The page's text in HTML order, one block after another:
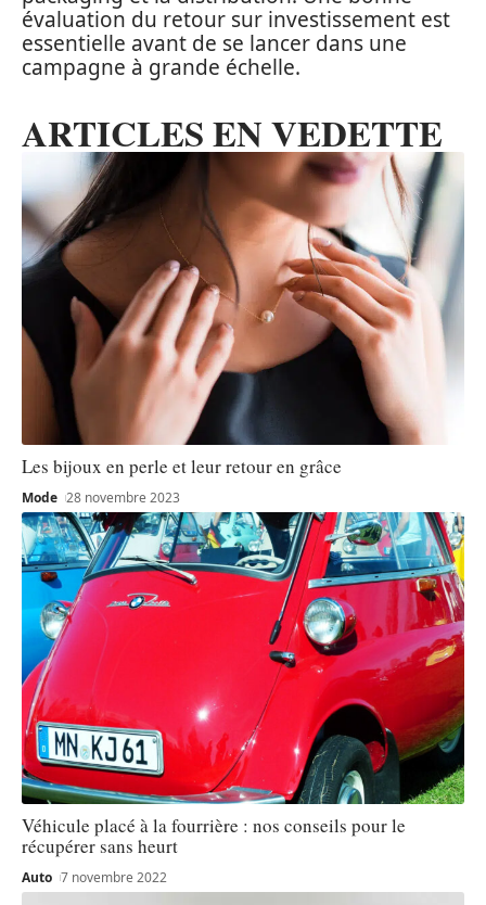
évaluation du retour sur investissement est
essentielle avant de se lancer dans une
campagne à grande échelle.
ARTICLES EN VEDETTE
Les bijoux en perle et leur retour en grâce
Mode 28 novembre 2023
Véhicule placé à la fourrière : nos conseils pour le
récupérer sans heurt
Auto 7 novembre 2022